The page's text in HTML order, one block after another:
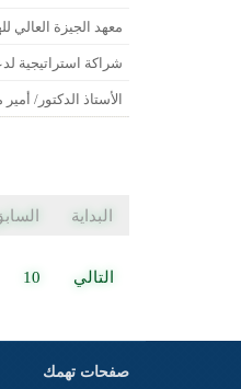
معهد الجيزة العالي
شراكة استراتيجية
الأستاذ الدكتور/
البداية
10 التالي
صفحات تهمك